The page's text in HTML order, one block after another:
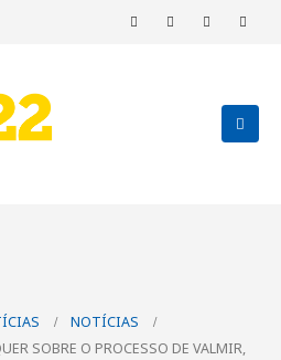
NOTÍCIAS
SOBRE O PROCESSO DE VALMIR,